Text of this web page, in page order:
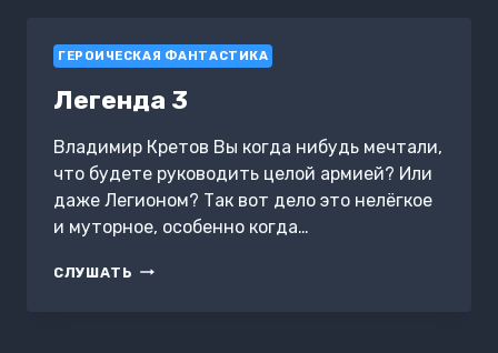
ГЕРОИЧЕСКАЯ ФАНТАСТИКА
Легенда 3
Владимир Кретов Вы когда нибудь мечтали,
что будете руководить целой армией? Или
даже Легионом? Так вот дело это нелёгкое
и муторное, особенно когда…
СЛУШАТЬ ЛЕГЕНДА